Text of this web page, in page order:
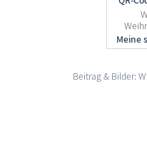
Beitrag & Bilder: